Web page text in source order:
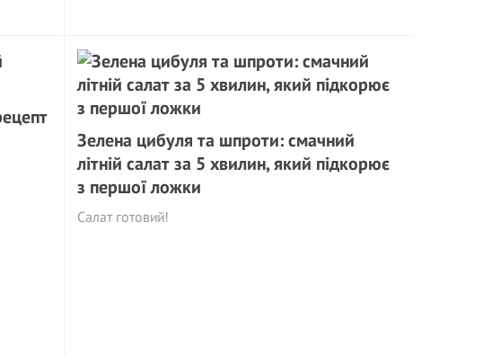
Зелена цибуля та шпроти: смачний
літній салат за 5 хвилин, який підкорює
з першої ложки
Салат готовий!